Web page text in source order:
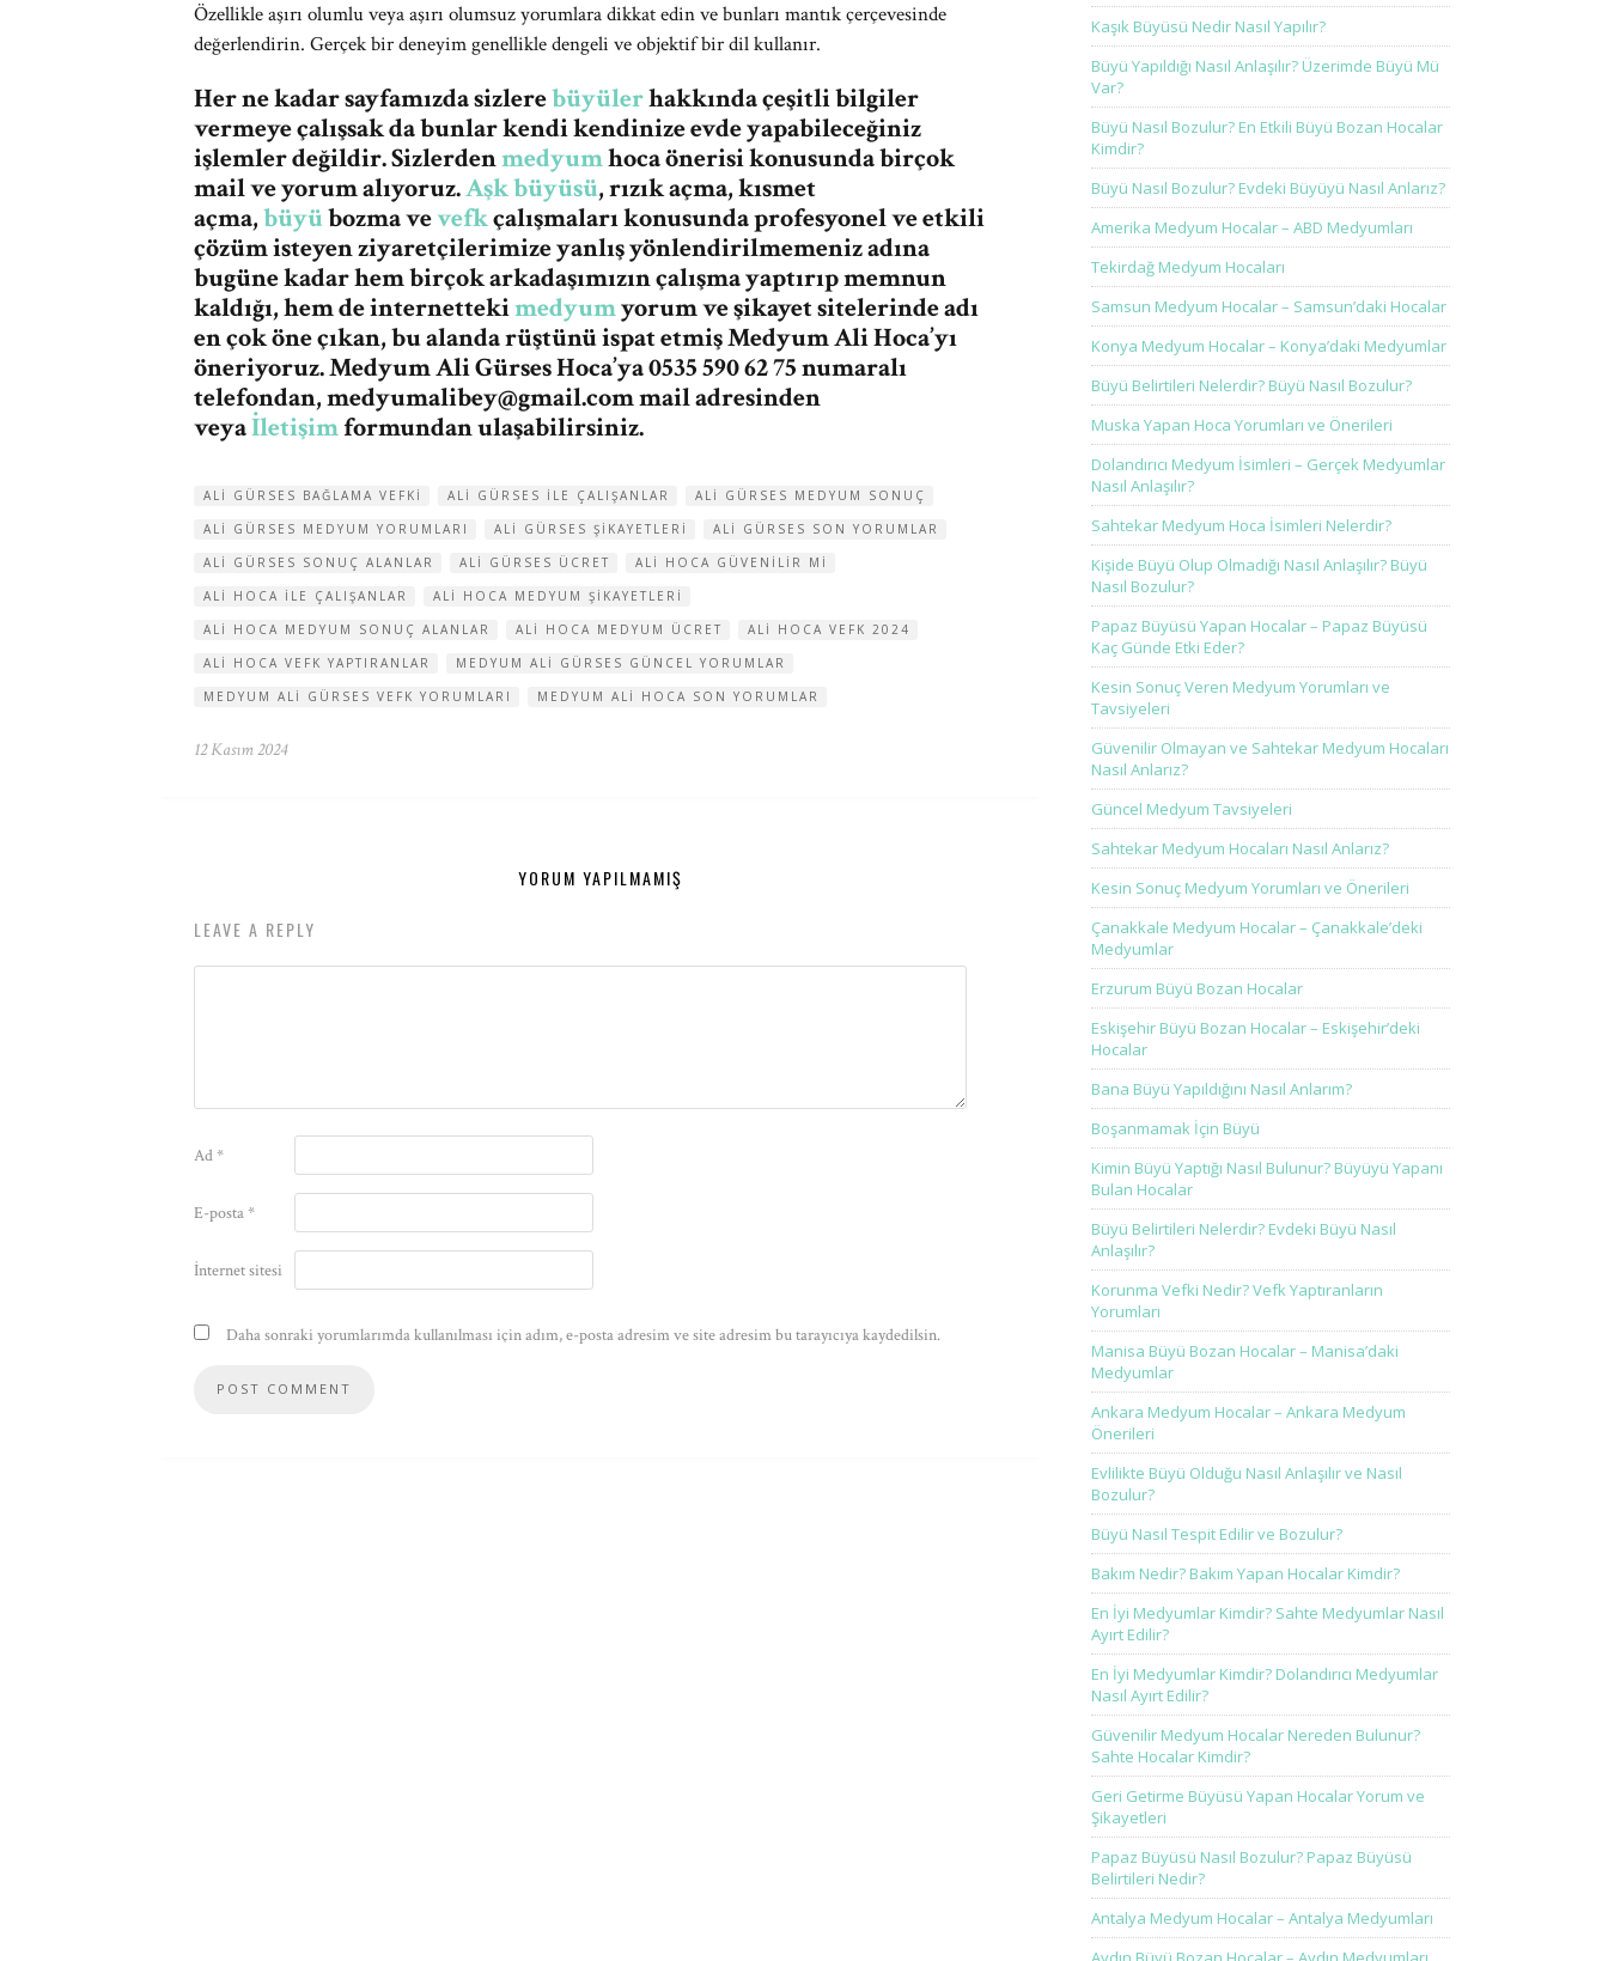
Özellikle aşırı olumlu veya aşırı olumsuz yorumlara dikkat edin ve bunları mantık çerçevesinde
değerlendirin. Gerçek bir deneyim genellikle dengeli ve objektif bir dil kullanır.
Her ne kadar sayfamızda sizlerebüyülerhakkında çeşitli bilgiler
vermeye çalışsak da bunlar kendi kendinize evde yapabileceğiniz
işlemler değildir. Sizlerdenmedyumhoca önerisi konusunda birçok
mail ve yorum alıyoruz.Aşk büyüsü, rızık açma, kısmet
açma,büyübozma vevefkçalışmaları konusunda profesyonel ve etkili
çözüm isteyen ziyaretçilerimize yanlış yönlendirilmemeniz adına
bugüne kadar hem birçok arkadaşımızın çalışma yaptırıp memnun
kaldığı, hem de internettekimedyumyorum ve şikayet sitelerinde adı
en çok öne çıkan, bu alanda rüştünü ispat etmiş Medyum Ali Hoca’yı
öneriyoruz. Medyum Ali Gürses Hoca’ya 0535 590 62 75 numaralı
telefondan,medyumalibey@gmail.commail adresinden
veyaİletişimformundan ulaşabilirsiniz.
ALI GÜRSES BAĞLAMA VEFKI ALI GÜRSES ILE ÇALIŞANLAR
ALI GÜRSES MEDYUM SONUÇ
ALI GÜRSES MEDYUM YORUMLARI
ALI GÜRSES ŞIKAYETLERI
ALI GÜRSES SON YORUMLAR
ALI GÜRSES SONUÇ ALANLAR
ALI GÜRSES ÜCRET
ALI HOCA GÜVENILIR MI
ALI HOCA ILE ÇALIŞANLAR
ALI HOCA MEDYUM ŞIKAYETLERI
ALI HOCA MEDYUM SONUÇ ALANLAR
ALI HOCA MEDYUM ÜCRET
ALI HOCA VEFK 2024
ALI HOCA VEFK YAPTIRANLAR
MEDYUM ALI GÜRSES GÜNCEL YORUMLAR
MEDYUM ALI GÜRSES VEFK YORUMLARI
MEDYUM ALI HOCA SON YORUMLAR
12 Kasım 2024
YORUM YAPILMAMIŞ
LEAVE A REPLY
Ad*
E-posta*
İnternet sitesi
Daha sonraki yorumlarımda kullanılması için adım, e-posta adresim ve site adresim bu tarayıcıya kaydedilsin.
Kaşık Büyüsü Nedir Nasıl Yapılır?
Büyü Yapıldığı Nasıl Anlaşılır? Üzerimde Büyü Mü
Var?
Büyü Nasıl Bozulur? En Etkili Büyü Bozan Hocalar
Kimdir?
Büyü Nasıl Bozulur? Evdeki Büyüyü Nasıl Anlarız?
Amerika Medyum Hocalar – ABD Medyumları
Tekirdağ Medyum Hocaları
Samsun Medyum Hocalar – Samsun’daki Hocalar
Konya Medyum Hocalar – Konya’daki Medyumlar
Büyü Belirtileri Nelerdir? Büyü Nasıl Bozulur?
Muska Yapan Hoca Yorumları ve Önerileri
Dolandırıcı Medyum İsimleri – Gerçek Medyumlar
Nasıl Anlaşılır?
Sahtekar Medyum Hoca İsimleri Nelerdir?
Kişide Büyü Olup Olmadığı Nasıl Anlaşılır? Büyü
Nasıl Bozulur?
Papaz Büyüsü Yapan Hocalar – Papaz Büyüsü
Kaç Günde Etki Eder?
Kesin Sonuç Veren Medyum Yorumları ve
Tavsiyeleri
Güvenilir Olmayan ve Sahtekar Medyum Hocaları
Nasıl Anlarız?
Güncel Medyum Tavsiyeleri
Sahtekar Medyum Hocaları Nasıl Anlarız?
Kesin Sonuç Medyum Yorumları ve Önerileri
Çanakkale Medyum Hocalar – Çanakkale’deki
Medyumlar
Erzurum Büyü Bozan Hocalar
Eskişehir Büyü Bozan Hocalar – Eskişehir’deki
Hocalar
Bana Büyü Yapıldığını Nasıl Anlarım?
Boşanmamak İçin Büyü
Kimin Büyü Yaptığı Nasıl Bulunur? Büyüyü Yapanı
Bulan Hocalar
Büyü Belirtileri Nelerdir? Evdeki Büyü Nasıl
Anlaşılır?
Korunma Vefki Nedir? Vefk Yaptıranların
Yorumları
Manisa Büyü Bozan Hocalar – Manisa’daki
Medyumlar
Ankara Medyum Hocalar – Ankara Medyum
Önerileri
Evlilikte Büyü Olduğu Nasıl Anlaşılır ve Nasıl
Bozulur?
Büyü Nasıl Tespit Edilir ve Bozulur?
Bakım Nedir? Bakım Yapan Hocalar Kimdir?
En İyi Medyumlar Kimdir? Sahte Medyumlar Nasıl
Ayırt Edilir?
En İyi Medyumlar Kimdir? Dolandırıcı Medyumlar
Nasıl Ayırt Edilir?
Güvenilir Medyum Hocalar Nereden Bulunur?
Sahte Hocalar Kimdir?
Geri Getirme Büyüsü Yapan Hocalar Yorum ve
Şikayetleri
Papaz Büyüsü Nasıl Bozulur? Papaz Büyüsü
Belirtileri Nedir?
Antalya Medyum Hocalar – Antalya Medyumları